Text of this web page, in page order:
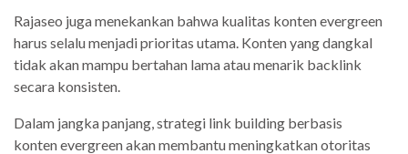
Rajaseo juga menekankan bahwa kualitas konten evergreen
harus selalu menjadi prioritas utama. Konten yang dangkal
tidak akan mampu bertahan lama atau menarik backlink
secara konsisten.
Dalam jangka panjang, strategi link building berbasis
konten evergreen akan membantu meningkatkan otoritas